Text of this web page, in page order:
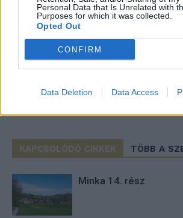
Personal Data that Is Unrelated with
Purposes for which it was collected.
Opted Out
CONFIRM
Data Deletion Data Access
Oktatás és nevelés területén dolgozom,
mögé és közben keresem az embert, a nőt a
cikkeket és apró vicces
KAPCSOLÓDÓ CIKKEK TÖBB A
Minka 14. rész